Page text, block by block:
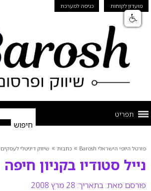
מועדון לקוחות כניסה למערכת
תפריט
פורטל היופי הישראלי Barosh » כתבות » שיווק דיגיטלי לעסקים
נייל סטודיו בקניון חיפה
פורסם מאת: בתאריך: 28 מרץ 2008